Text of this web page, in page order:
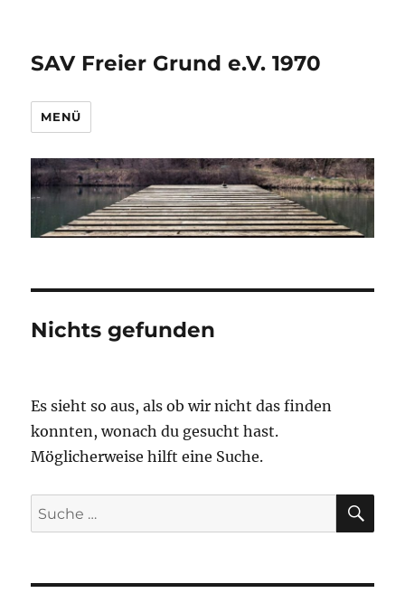
SAV Freier Grund e.V. 1970
MENÜ
Nichts gefunden
Es sieht so aus, als ob wir nicht das finden
konnten, wonach du gesucht hast.
Möglicherweise hilft eine Suche.
Suche
nach: